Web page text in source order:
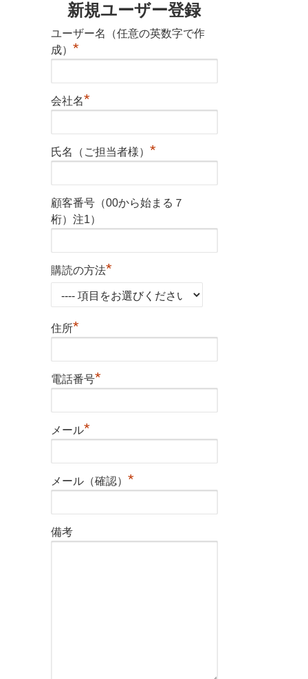
新規ユーザー登録
ユーザー名（任意の英数字で作
成） *
会社名*
氏名（ご担当者様） *
顧客番号（00から始まる７
桁）注1）
購読の方法*
住所*
電話番号*
メール*
メール（確認） *
備考